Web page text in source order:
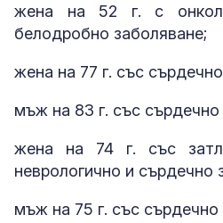
жена на 52 г. с
белодробно заболяване;
жена на 77 г. със
мъж на 83 г. със сърдечно
жена на 74 г. със
неврологично и сърдечно
мъж на 75 г. със сърдечно